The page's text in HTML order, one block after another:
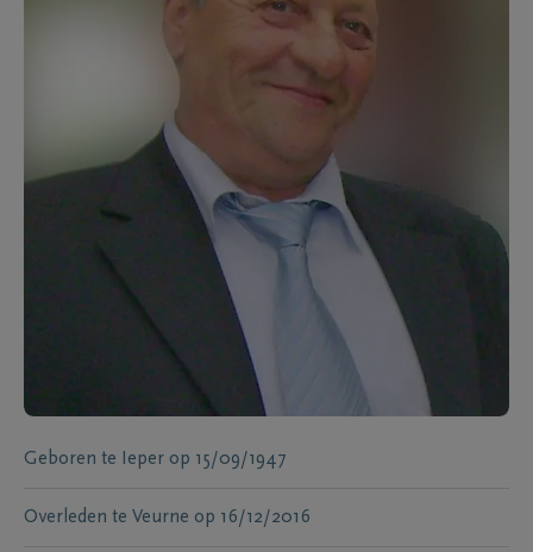
Geboren te Ieper op 15/09/1947
Overleden te Veurne op 16/12/2016